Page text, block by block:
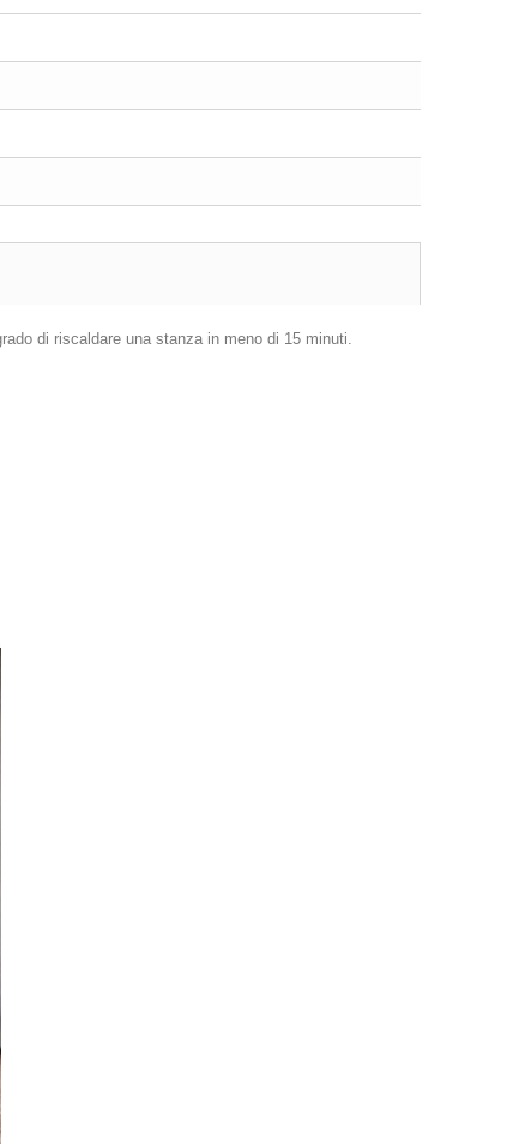
di riscaldare una stanza in meno di 15 minuti.